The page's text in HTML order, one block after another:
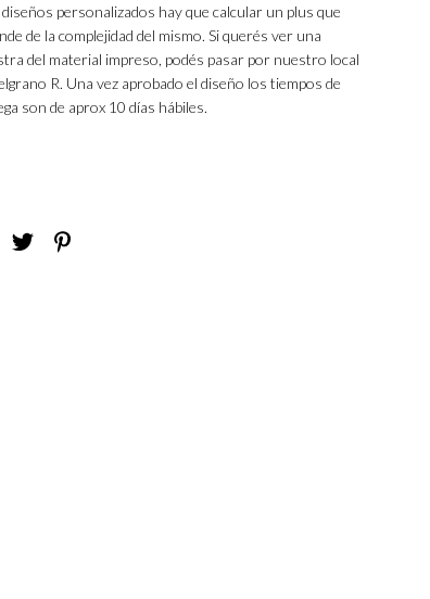
diseños personalizados hay que calcular un plus que
de la complejidad del mismo. Si querés ver una
del material impreso, podés pasar por nuestro local
R. Una vez aprobado el diseño los tiempos de
son de aprox 10 días hábiles.